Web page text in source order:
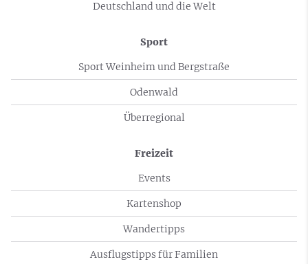
Deutschland und die Welt
Sport
Sport Weinheim und Bergstraße
Odenwald
Überregional
Freizeit
Events
Kartenshop
Wandertipps
Ausflugstipps für Familien